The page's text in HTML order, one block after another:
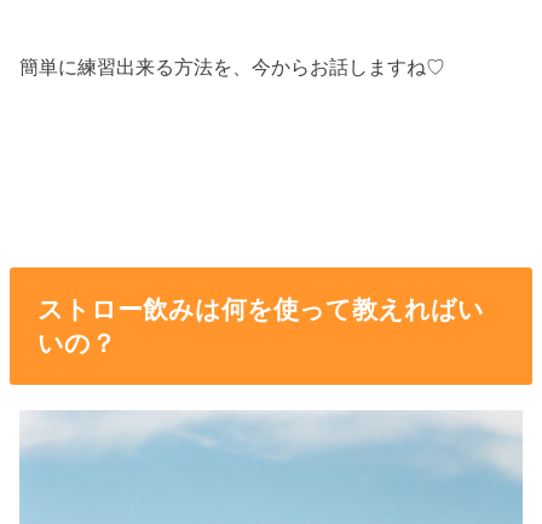
簡単に練習出来る方法を、今からお話しますね♡
ストロー飲みは何を使って教えればい
いの？